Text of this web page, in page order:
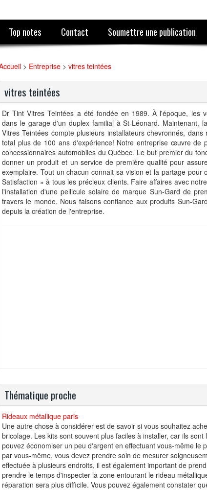
Top notes Contact Soumettre une publication
> Entreprise > vitres teintées
vitres teintées
Dr Tint Vitres Teintées a été fondée en 1989. À l'époque, les
dans le garage d'un duplex familial à St-Léonard. Maintenant,
Vitres Teintées compte plusieurs installateurs chevronnés,
total plus de 100 ans d'expérience! Notre entreprise œuvre de
concessionnaires automobiles du Québec. Le but premier du
donner un produit et un service de première qualité pour
exemplaire. Tout un chacun connait sa vision et la partage pour
Satisfaction » à tous les précieux clients. Faire affaires avec
l'installation d'une pellicule solaire de marque Sun-Gard de
travers le monde. Nous faisons confiance aux produits Sun-
depuis la création de l'entreprise.
Thématique proche
Rideaux métallique paris
Une autre chose à considérer est de savoir si vous souhaitez
bricolage. Les kits sont souvent plus faciles à installer, car ils
pouvez économiser un peu d'argent en effectuant vous-même
par vous-même, vous devez prendre soin de mesurer
effectuée à plusieurs endroits, il est également important de
prendre le temps d'inspecter la zone entourant le rideau
réparation sera plus difficile. Vous pouvez également constater